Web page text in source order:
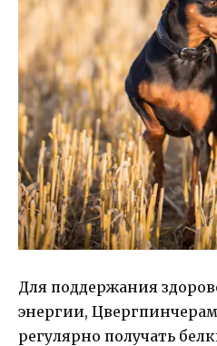
Для поддержания
энергии,
регулярно получать